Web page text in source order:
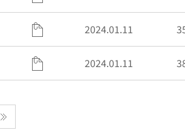
2024.01.11
2024.01.11